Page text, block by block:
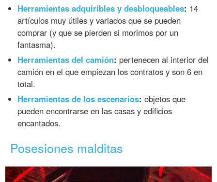
Herramientas adquiribles y desbloqueables: 14
artículos muy útiles y variados que se pueden
comprar (y que se pierden si morimos por un
fantasma).
Herramientas del camión: pertenecen al interior del
camión en el que empiezan los contratos y son 6 en
total.
Herramientas de los escenarios: objetos que
pueden encontrarse en las casas y edificios
encantados.
Posesiones malditas